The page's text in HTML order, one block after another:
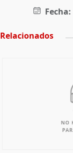
Fecha:
Relacionados